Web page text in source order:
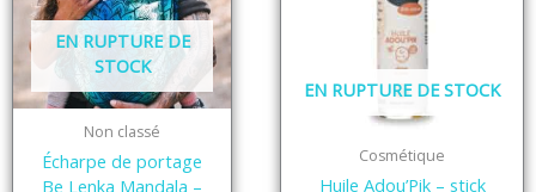
EN RUPTURE DE
STOCK
Non classé
Écharpe de portage
Be Lenka Mandala –
EN RUPTURE DE STOCK
Cosmétique
Huile Adou’Pik – stick